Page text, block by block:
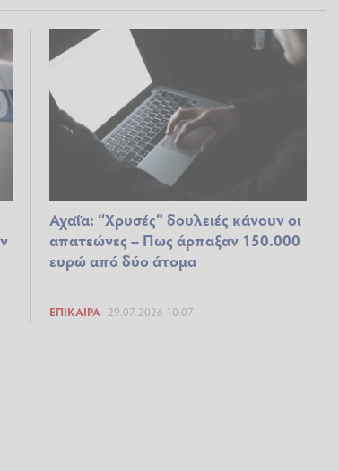
Αχαΐα: “Χρυσές” δουλειές κάνουν οι
απατεώνες – Πως άρπαξαν 150.000
ευρώ από δύο άτομα
ΕΠΊΚΑΙΡΑ 29.07.2026 10:07